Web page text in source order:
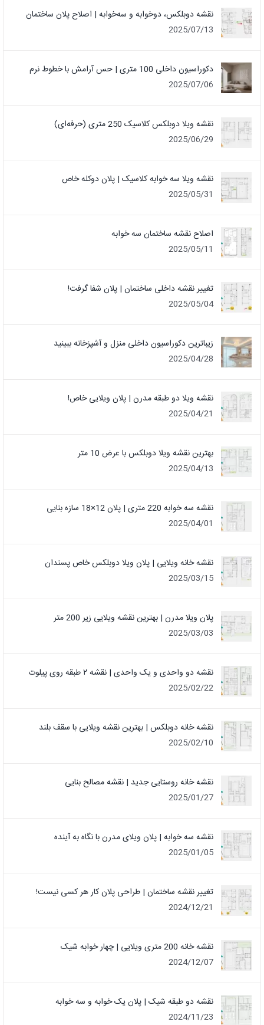
نقشه دوبلکس، دوخوابه و سه‌خوابه | اصلاح پلان ساختمان
2025/07/13
دکوراسیون داخلی 100 متری | حس آرامش با خطوط نرم
2025/07/06
نقشه ویلا دوبلکس کلاسیک 250 متری (حرفه‌ای)
2025/06/29
نقشه ویلا سه خوابه کلاسیک | پلان دوکله خاص
2025/05/31
اصلاح نقشه ساختمان سه خوابه
2025/05/11
تغییر نقشه داخلی ساختمان | پلان شفا گرفت!
2025/05/04
زیباترین دکوراسیون داخلی منزل و آشپزخانه ببینید
2025/04/28
نقشه ویلا دو طبقه مدرن | پلان ویلایی خاص!
2025/04/21
بهترین نقشه ویلا دوبلکس با عرض 10 متر
2025/04/13
نقشه سه خوابه 220 متری | پلان 12×18 سازه بنایی
2025/04/01
نقشه خانه ویلایی | پلان ویلا دوبلکس خاص پسندان
2025/03/15
پلان ویلا مدرن | بهترین نقشه ویلایی زیر 200 متر
2025/03/03
نقشه دو واحدی و یک واحدی | نقشه ۲ طبقه روی پیلوت
2025/02/22
نقشه خانه دوبلکس | بهترین نقشه ویلایی با سقف بلند
2025/02/10
نقشه خانه روستایی جدید | نقشه مصالح بنایی
2025/01/27
نقشه سه خوابه | پلان ویلای مدرن با نگاه به آینده
2025/01/05
تغییر نقشه ساختمان | طراحی پلان کار هر کسی نیست!
2024/12/21
نقشه خانه 200 متری ویلایی | چهار خوابه شیک
2024/12/07
نقشه دو طبقه شیک | پلان یک خوابه و سه خوابه
2024/11/23